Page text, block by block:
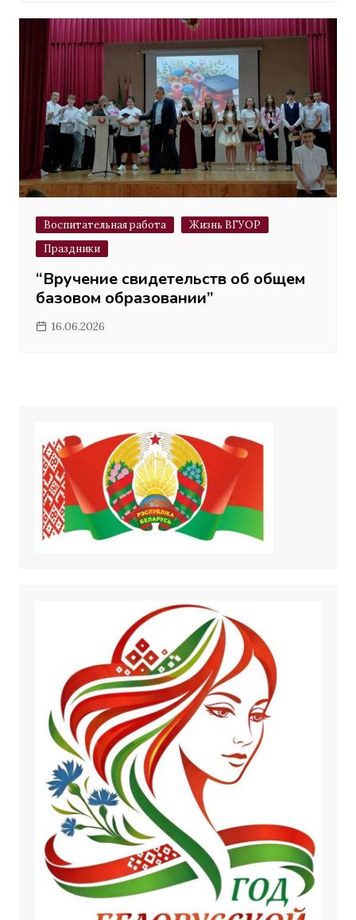
Воспитательная работа
Жизнь ВГУОР
Праздники
“Вручение свидетельств об общем
базовом образовании”
16.06.2026